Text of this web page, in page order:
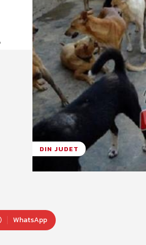
DIN JUDET
WhatsApp